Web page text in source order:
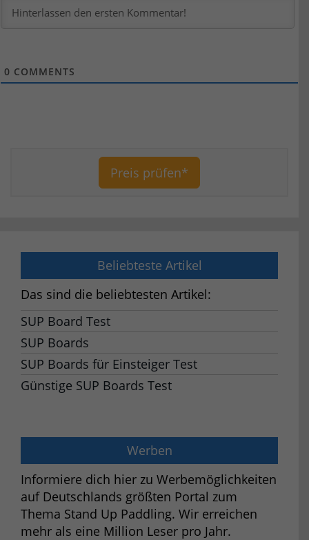
0 COMMENTS
Preis prüfen*
Beliebteste Artikel
Das sind die beliebtesten Artikel:
SUP Board Test
SUP Boards
SUP Boards für Einsteiger Test
Günstige SUP Boards Test
Werben
Informiere dich hier zu Werbemöglichkeiten
auf Deutschlands größten Portal zum
Thema Stand Up Paddling. Wir erreichen
mehr als eine Million Leser pro Jahr.